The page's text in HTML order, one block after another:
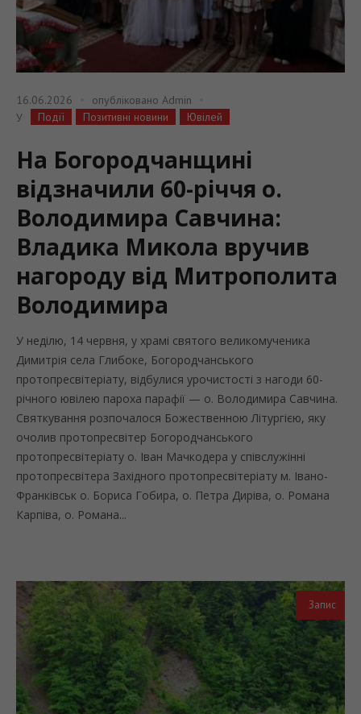
16.06.2026 опубліковано Admin
У
Події Позитивні новини Ювілей
На Богородчанщині
відзначили 60-річчя о.
Володимира Савчина:
Владика Микола вручив
нагороду від Митрополита
Володимира
У неділю, 14 червня, у храмі святого великомученика
Димитрія села Глибоке, Богородчанського
протопресвітеріату, відбулися урочистості з нагоди 60-
річного ювілею пароха парафії — о. Володимира Савчина.
Святкування розпочалося Божественною Літургією, яку
очолив протопресвітер Богородчанського
протопресвітеріату о. Іван Мачкодера у співслужінні
протопресвітера Західного протопресвітеріату м. Івано-
Франківськ о. Бориса Гобира, о. Петра Диріва, о. Романа
Карпіва, о. Романа...
Запис